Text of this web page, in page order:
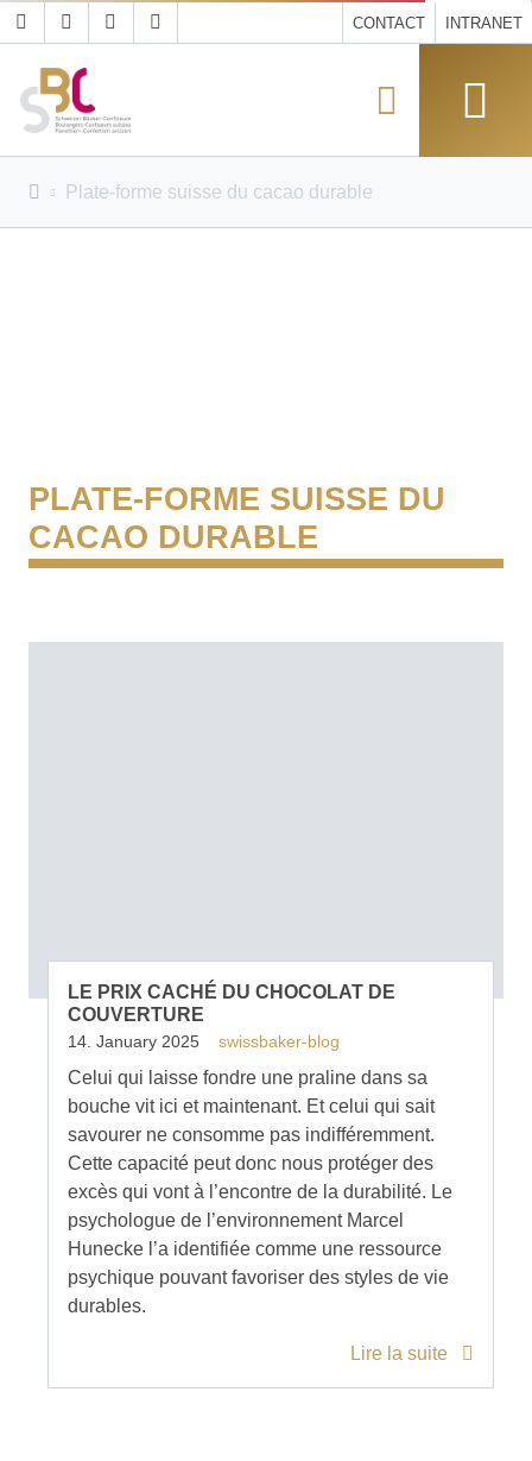
CONTACT INTRANET
Plate-forme suisse du cacao durable
PLATE-FORME SUISSE DU
CACAO DURABLE
LE PRIX CACHÉ DU CHOCOLAT DE
COUVERTURE
14. January 2025 swissbaker-blog
Celui qui laisse fondre une praline dans sa
bouche vit ici et maintenant. Et celui qui sait
savourer ne consomme pas indifféremment.
Cette capacité peut donc nous protéger des
excès qui vont à l’encontre de la durabilité. Le
psychologue de l’environnement Marcel
Hunecke l’a identifiée comme une ressource
psychique pouvant favoriser des styles de vie
durables.
Lire la suite